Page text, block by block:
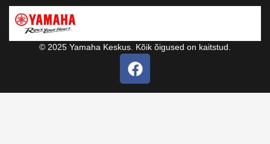
© 2025 Yamaha Keskus. Kõik õigused on kaitstud.